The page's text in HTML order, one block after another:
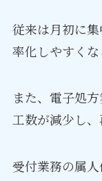
従来は月初に
率化しやすくな
また、電子処
工数が減少し、
受付業務の属